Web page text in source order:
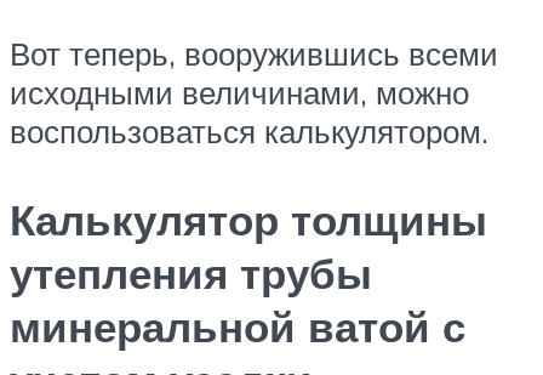
Вот теперь, вооружившись всеми
исходными величинами, можно
воспользоваться калькулятором.
Калькулятор толщины
утепления трубы
минеральной ватой с